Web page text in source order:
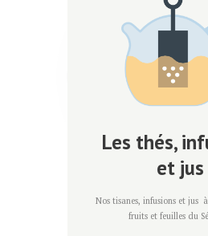
Les thés,
et jus
Nos tisanes, infusions et jus
fruits et feuilles du